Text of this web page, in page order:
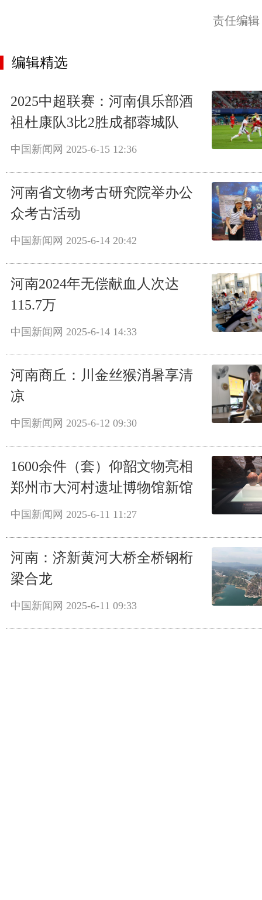
责任编
编辑精选
2025中超联赛：河南俱乐部酒
祖杜康队3比2胜成都蓉城队
中国新闻网 2025-6-15 12:36
河南省文物考古研究院举办公
众考古活动
中国新闻网 2025-6-14 20:42
河南2024年无偿献血人次达
115.7万
中国新闻网 2025-6-14 14:33
河南商丘：川金丝猴消暑享清
凉
中国新闻网 2025-6-12 09:30
1600余件（套）仰韶文物亮相
郑州市大河村遗址博物馆新馆
中国新闻网 2025-6-11 11:27
河南：济新黄河大桥全桥钢桁
梁合龙
中国新闻网 2025-6-11 09:33